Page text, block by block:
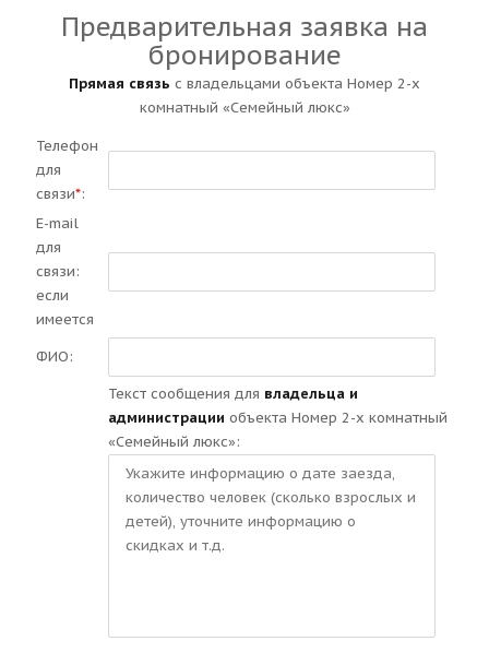
Предварительная заявка на
бронирование
Прямая связь с владельцами объекта Номер 2-х
комнатный «Семейный люкс»
Телефон
для
связи*:
E-mail
для
связи:
если
имеется
ФИО:
Текст сообщения для владельца и
администрации объекта Номер 2-х комнатный
«Семейный люкс»: